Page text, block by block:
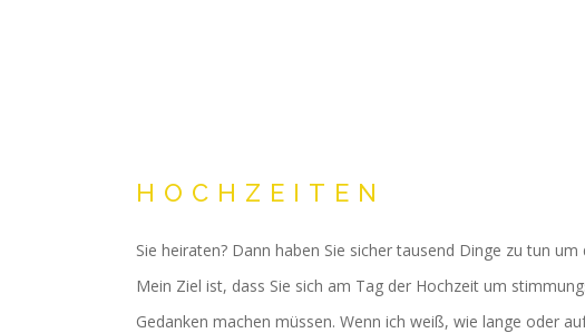
HOCHZEITEN
Sie heiraten? Dann haben Sie sicher tausend Dinge zu tun
Mein Ziel ist, dass Sie sich am Tag der Hochzeit um
Gedanken machen müssen. Wenn ich weiß, wie lange oder